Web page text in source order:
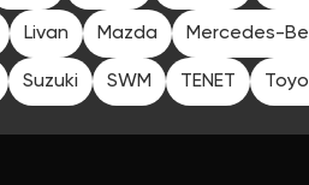
Livan Mazda Mercedes-
Suzuki SWM TENET